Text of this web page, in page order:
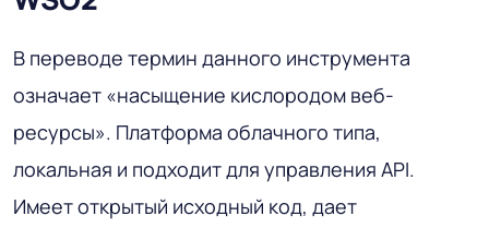
В переводе термин данного инструмента
означает «насыщение кислородом веб-
ресурсы». Платформа облачного типа,
локальная и подходит для управления API.
Имеет открытый исходный код, дает